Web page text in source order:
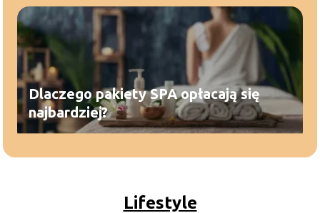
Dlaczego pakiety SPA opłacają się
najbardziej?
Lifestyle